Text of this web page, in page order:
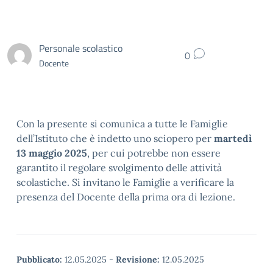
Personale scolastico
Docente 0
Con la presente si comunica a tutte le Famiglie
dell’Istituto che è indetto uno sciopero per martedì
13 maggio 2025, per cui potrebbe non essere
garantito il regolare svolgimento delle attività
scolastiche. Si invitano le Famiglie a verificare la
presenza del Docente della prima ora di lezione.
Pubblicato: 12.05.2025 - Revisione: 12.05.2025